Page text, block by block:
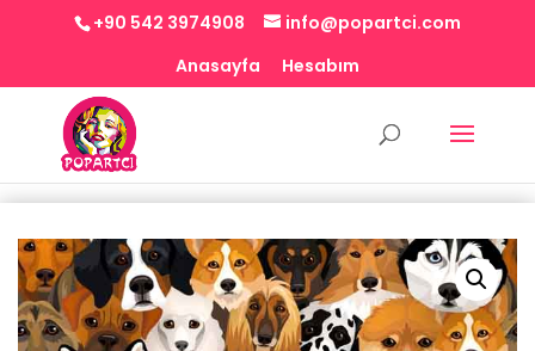
+90 542 3974908
info@popartci.com
Anasayfa
Hesabım